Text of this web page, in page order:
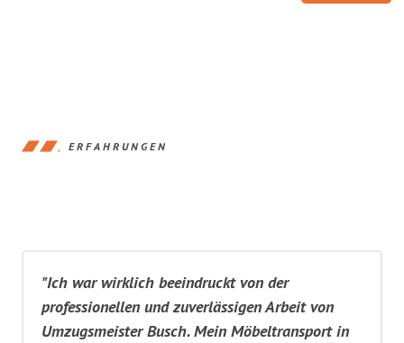
ERFAHRUNGEN
"Ich war wirklich beeindruckt von der
professionellen und zuverlässigen Arbeit von
Umzugsmeister Busch. Mein Möbeltransport in